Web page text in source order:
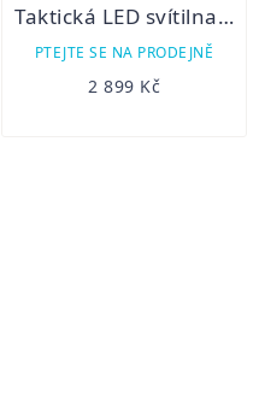
Taktická LED svítilna Fenix TK25 IR
PTEJTE SE NA PRODEJNĚ
2 899 Kč